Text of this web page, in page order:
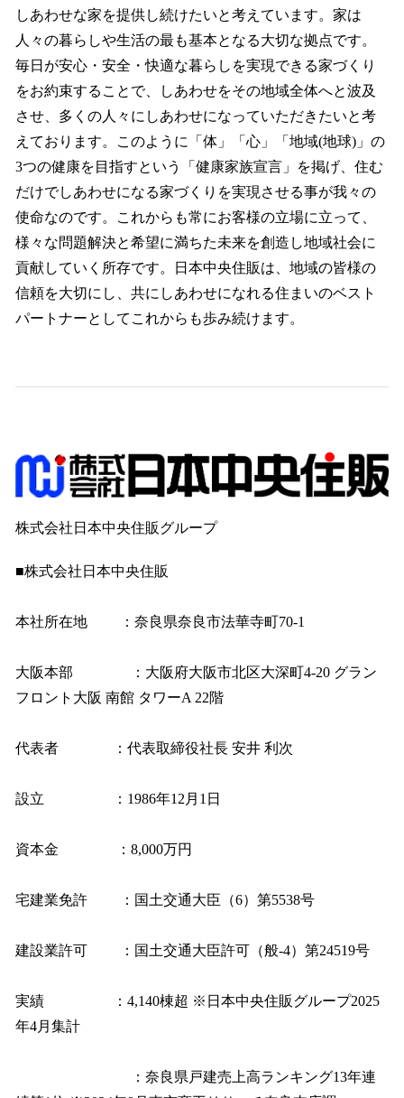
しあわせな家を提供し続けたいと考えています。家は
人々の暮らしや生活の最も基本となる大切な拠点です。
毎日が安心・安全・快適な暮らしを実現できる家づくり
をお約束することで、しあわせをその地域全体へと波及
させ、多くの人々にしあわせになっていただきたいと考
えております。このように「体」「心」「地域(地球)」の
3つの健康を目指すという「健康家族宣言」を掲げ、住む
だけでしあわせになる家づくりを実現させる事が我々の
使命なのです。これからも常にお客様の立場に立って、
様々な問題解決と希望に満ちた未来を創造し地域社会に
貢献していく所存です。日本中央住販は、地域の皆様の
信頼を大切にし、共にしあわせになれる住まいのベスト
パートナーとしてこれからも歩み続けます。
株式会社日本中央住販グループ
■株式会社日本中央住販
本社所在地 ：奈良県奈良市法華寺町70-1
大阪本部 ：大阪府大阪市北区大深町4‐20 グラン
フロント大阪 南館 タワーA 22階
代表者 ：代表取締役社長 安井 利次
設立 ：1986年12月1日
資本金 ：8,000万円
宅建業免許 ：国土交通大臣（6）第5538号
建設業許可 ：国土交通大臣許可（般-4）第24519号
実績 ：4,140棟超 ※日本中央住販グループ2025
年4月集計
：奈良県戸建売上高ランキング13年連